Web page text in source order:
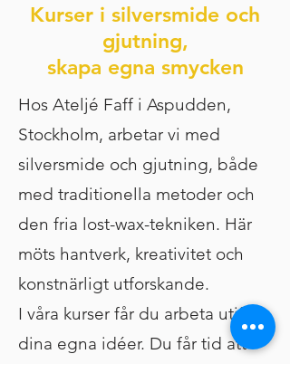
Kurser i silversmide och
gjutning,
skapa egna smycken
Hos Ateljé Faff i Aspudden,
Stockholm, arbetar vi med
silversmide och gjutning, både
med traditionella metoder och
den fria lost-wax-tekniken. Här
möts hantverk, kreativitet och
konstnärligt utforskande.
I våra kurser får du arbeta utifrån
dina egna idéer. Du får tid att